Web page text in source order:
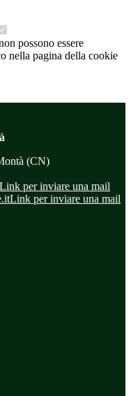
possono essere
nella pagina della cookie
(CN)
Link per inviare una mail
Link per inviare una mail